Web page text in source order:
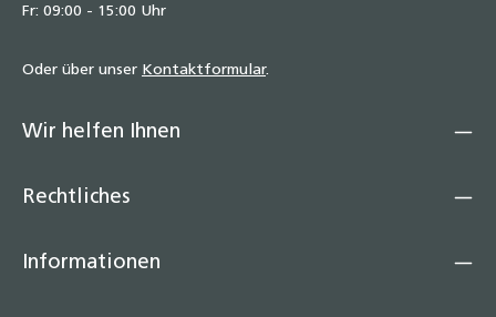
Fr: 09:00 - 15:00 Uhr
Oder über unser Kontaktformular.
Wir helfen Ihnen
Rechtliches
Informationen